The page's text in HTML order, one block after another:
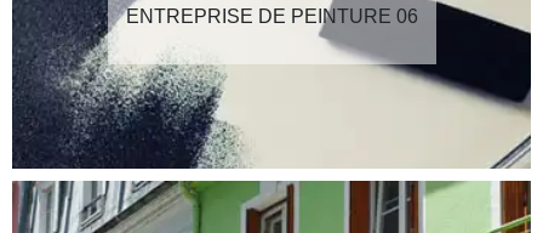
ENTREPRISE DE PEINTURE 06